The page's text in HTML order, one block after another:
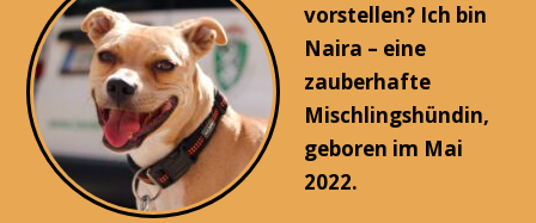
vorstellen? Ich bin
Naira – eine
zauberhafte
Mischlingshündin,
geboren im Mai
2022.